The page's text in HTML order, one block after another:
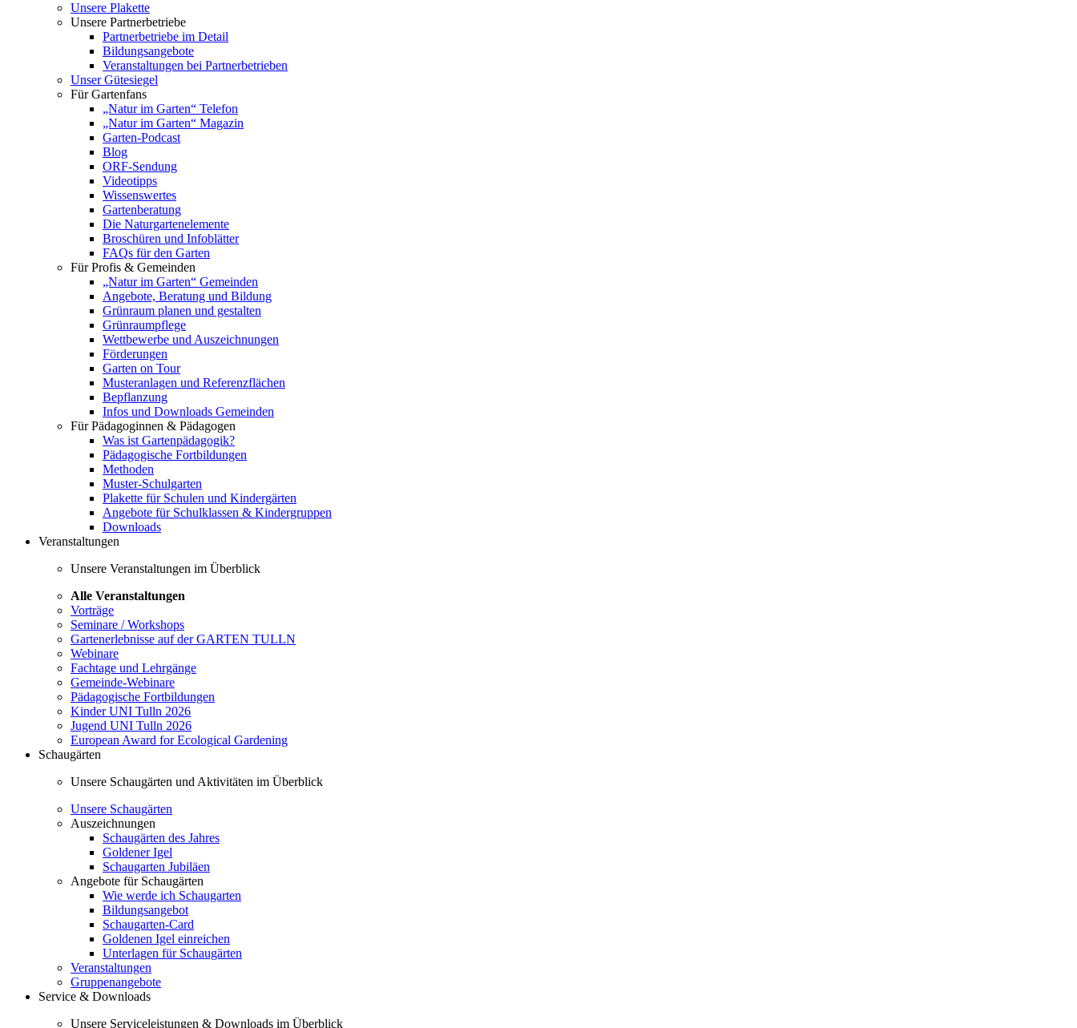
Unsere Plakette
Unsere Partnerbetriebe
Partnerbetriebe im Detail
Bildungsangebote
Veranstaltungen bei Partnerbetrieben
Unser Gütesiegel
Für Gartenfans
„Natur im Garten“ Telefon
„Natur im Garten“ Magazin
Garten-Podcast
Blog
ORF-Sendung
Videotipps
Wissenswertes
Gartenberatung
Die Naturgartenelemente
Broschüren und Infoblätter
FAQs für den Garten
Für Profis & Gemeinden
„Natur im Garten“ Gemeinden
Angebote, Beratung und Bildung
Grünraum planen und gestalten
Grünraumpflege
Wettbewerbe und Auszeichnungen
Förderungen
Garten on Tour
Musteranlagen und Referenzflächen
Bepflanzung
Infos und Downloads Gemeinden
Für Pädagoginnen & Pädagogen
Was ist Gartenpädagogik?
Pädagogische Fortbildungen
Methoden
Muster-Schulgarten
Plakette für Schulen und Kindergärten
Angebote für Schulklassen & Kindergruppen
Downloads
Veranstaltungen
Unsere Veranstaltungen im Überblick
Alle Veranstaltungen
Vorträge
Seminare / Workshops
Gartenerlebnisse auf der GARTEN TULLN
Webinare
Fachtage und Lehrgänge
Gemeinde-Webinare
Pädagogische Fortbildungen
Kinder UNI Tulln 2026
Jugend UNI Tulln 2026
European Award for Ecological Gardening
Schaugärten
Unsere Schaugärten und Aktivitäten im Überblick
Unsere Schaugärten
Auszeichnungen
Schaugärten des Jahres
Goldener Igel
Schaugarten Jubiläen
Angebote für Schaugärten
Wie werde ich Schaugarten
Bildungsangebot
Schaugarten-Card
Goldenen Igel einreichen
Unterlagen für Schaugärten
Veranstaltungen
Gruppenangebote
Service & Downloads
Unsere Serviceleistungen & Downloads im Überblick